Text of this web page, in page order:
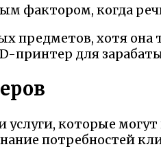
фактором, когда
предметов, хотя
принтер для
которые
потребностей